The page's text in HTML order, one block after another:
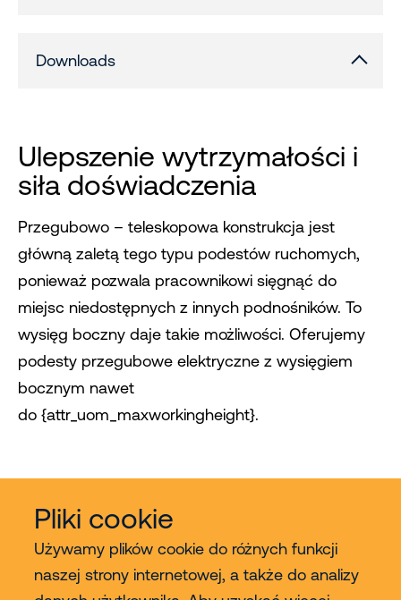
Pliki cookie
Używamy plików cookie do różnych funkcji
naszej strony internetowej, a także do analizy
Downloads
Ulepszenie wytrzymałości i
siła doświadczenia
Przegubowo – teleskopowa konstrukcja jest
główną zaletą tego typu podestów ruchomych,
ponieważ pozwala pracownikowi sięgnąć do
miejsc niedostępnych z innych podnośników. To
wysięg boczny daje takie możliwości. Oferujemy
podesty przegubowe elektryczne z wysięgiem
bocznym nawet
do {attr_uom_maxworkingheight}.